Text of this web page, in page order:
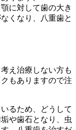
に対して歯の大き
くなり、八重歯と
え治療しない方も
もありますので注
るため、どうして
や歯石となり、虫